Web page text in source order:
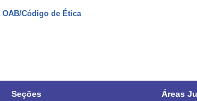
Código de Ética
Seções Áreas